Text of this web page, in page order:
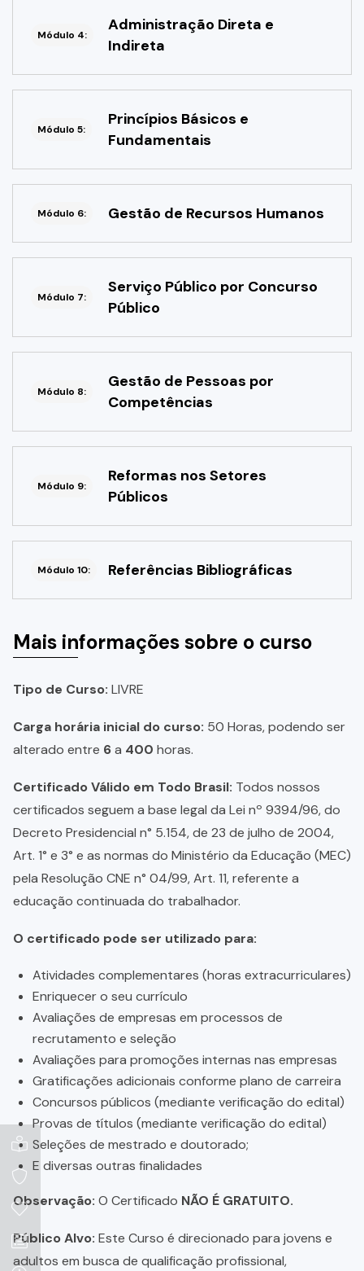
Módulo 4:
Administração Direta e
Indireta
Módulo 5:
Princípios Básicos e
Fundamentais
Módulo 6: Gestão de Recursos Humanos
Módulo 7:
Serviço Público por Concurso
Público
Módulo 8:
Gestão de Pessoas por
Competências
Módulo 9:
Reformas nos Setores
Públicos
Módulo 10: Referências Bibliográficas
Mais informações sobre o curso
Tipo de Curso: LIVRE
Carga horária inicial do curso: 50 Horas, podendo ser
alterado entre 6a 400 horas.
Certificado Válido em Todo Brasil: Todos nossos
certificados seguem a base legal da Lei nº 9394/96, do
Decreto Presidencial n° 5.154, de 23 de julho de 2004,
Art. 1° e 3° e as normas do Ministério da Educação (MEC)
pela Resolução CNE n° 04/99, Art. 11, referente a
educação continuada do trabalhador.
O certificado pode ser utilizado para:
Atividades complementares (horas extracurriculares)
Enriquecer o seu currículo
Avaliações de empresas em processos de
recrutamento e seleção
Avaliações para promoções internas nas empresas
Gratificações adicionais conforme plano de carreira
Concursos públicos (mediante verificação do edital)
Provas de títulos (mediante verificação do edital)
Seleções de mestrado e doutorado;
E diversas outras finalidades
Observação: O Certificado NÃO É GRATUITO.
Público Alvo: Este Curso é direcionado para jovens e
adultos em busca de qualificação profissional,